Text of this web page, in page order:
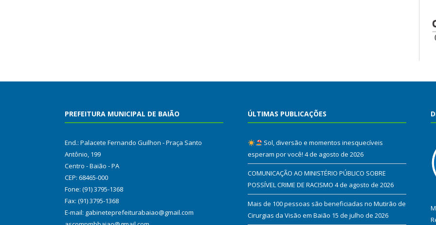
PREFEITURA MUNICIPAL DE BAIÃO
End.: Palacete Fernando Guilhon - Praça Santo
Antônio, 199
Centro - Baião - PA
CEP: 68465-000
Fone: (91) 3795-1368
Fax: (91) 3795-1368
E-mail: gabineteprefeiturabaiao@gmail.com
ÚLTIMAS PUBLICAÇÕES
Sol, diversão e momentos inesquecíveis
esperam por você! 4 de agosto de 2026
COMUNICAÇÃO AO MINISTÉRIO PÚBLICO SOBRE
POSSÍVEL CRIME DE RACISMO 4 de agosto de 2026
Mais de 100 pessoas são beneficiadas no Mutirão de
Cirurgias da Visão em Baião 15 de julho de 2026